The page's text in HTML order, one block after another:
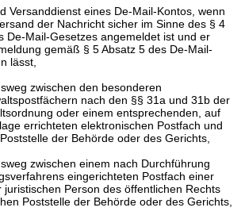
Versanddienst eines De-Mail-Kontos, wenn
der Nachricht sicher im Sinne des § 4
De-Mail-Gesetzes angemeldet ist und er
gemäß § 5 Absatz 5 des De-Mail-
lässt,
zwischen den besonderen
nach den §§ 31a und 31b der
oder einem entsprechenden, auf
errichteten elektronischen Postfach und
der Behörde oder des Gerichts,
zwischen einem nach Durchführung
eingerichteten Postfach einer
juristischen Person des öffentlichen Rechts
Poststelle der Behörde oder des Gerichts,